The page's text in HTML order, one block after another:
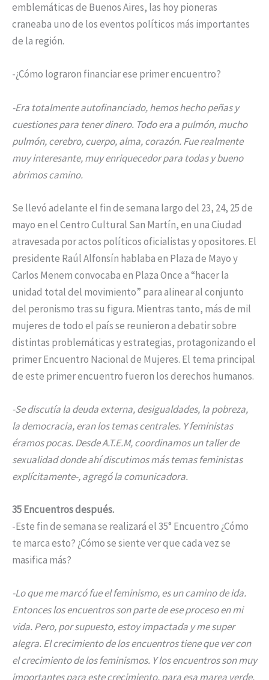
emblemáticas de Buenos Aires, las hoy pioneras
craneaba uno de los eventos políticos más importantes
de la región.
-¿Cómo lograron financiar ese primer encuentro?
-Era totalmente autofinanciado, hemos hecho peñas y
cuestiones para tener dinero. Todo era a pulmón, mucho
pulmón, cerebro, cuerpo, alma, corazón. Fue realmente
muy interesante, muy enriquecedor para todas y bueno
abrimos camino.
Se llevó adelante el fin de semana largo del 23, 24, 25 de
mayo en el Centro Cultural San Martín, en una Ciudad
atravesada por actos políticos oficialistas y opositores. El
presidente Raúl Alfonsín hablaba en Plaza de Mayo y
Carlos Menem convocaba en Plaza Once a “hacer la
unidad total del movimiento” para alinear al conjunto
del peronismo tras su figura. Mientras tanto, más de mil
mujeres de todo el país se reunieron a debatir sobre
distintas problemáticas y estrategias, protagonizando el
primer Encuentro Nacional de Mujeres. El tema principal
de este primer encuentro fueron los derechos humanos.
-Se discutía la deuda externa, desigualdades, la pobreza,
la democracia, eran los temas centrales. Y feministas
éramos pocas. Desde A.T.E.M, coordinamos un taller de
sexualidad donde ahí discutimos más temas feministas
explícitamente-, agregó la comunicadora.
35 Encuentros después.
-Este fin de semana se realizará el 35° Encuentro ¿Cómo
te marca esto? ¿Cómo se siente ver que cada vez se
masifica más?
-Lo que me marcó fue el feminismo, es un camino de ida.
Entonces los encuentros son parte de ese proceso en mi
vida. Pero, por supuesto, estoy impactada y me super
alegra. El crecimiento de los encuentros tiene que ver con
el crecimiento de los feminismos. Y los encuentros son muy
importantes para este crecimiento, para esa marea verde.